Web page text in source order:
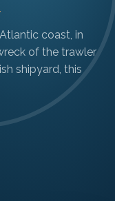
coast, in
of the trawler
shipyard, this